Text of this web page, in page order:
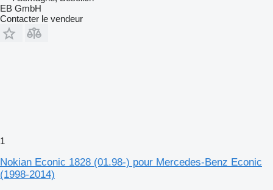
EB GmbH
Contacter le vendeur
1
Nokian Econic 1828 (01.98-) pour Mercedes-Benz Econic
(1998-2014)